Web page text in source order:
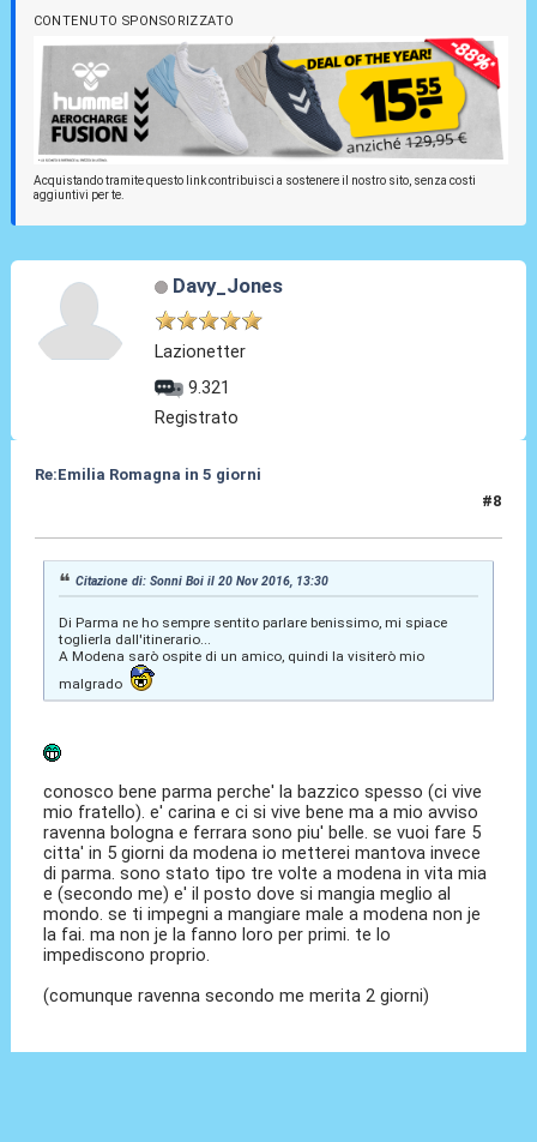
CONTENUTO SPONSORIZZATO
Acquistando tramite questo link contribuisci a sostenere il nostro sito, senza costi
aggiuntivi per te.
Davy_Jones
Lazionetter
9.321
Registrato
Re:Emilia Romagna in 5 giorni
#8
Citazione di: Sonni Boi il 20 Nov 2016, 13:30
Di Parma ne ho sempre sentito parlare benissimo, mi spiace
toglierla dall'itinerario...
A Modena sarò ospite di un amico, quindi la visiterò mio
malgrado
conosco bene parma perche' la bazzico spesso (ci vive
mio fratello). e' carina e ci si vive bene ma a mio avviso
ravenna bologna e ferrara sono piu' belle. se vuoi fare 5
citta' in 5 giorni da modena io metterei mantova invece
di parma. sono stato tipo tre volte a modena in vita mia
e (secondo me) e' il posto dove si mangia meglio al
mondo. se ti impegni a mangiare male a modena non je
la fai. ma non je la fanno loro per primi. te lo
impediscono proprio.
(comunque ravenna secondo me merita 2 giorni)